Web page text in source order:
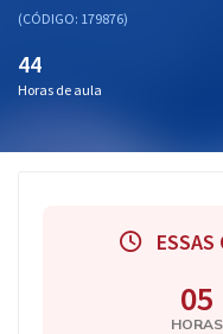
Aprovados
(CÓDIGO: 179876)
44
Horas de aula
ESSAS
05
HORAS